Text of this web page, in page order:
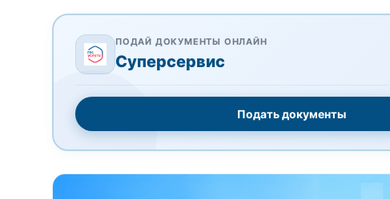
ПОДАЙ ДОКУМЕНТЫ ОНЛАЙН
Суперсервис
Подать документы